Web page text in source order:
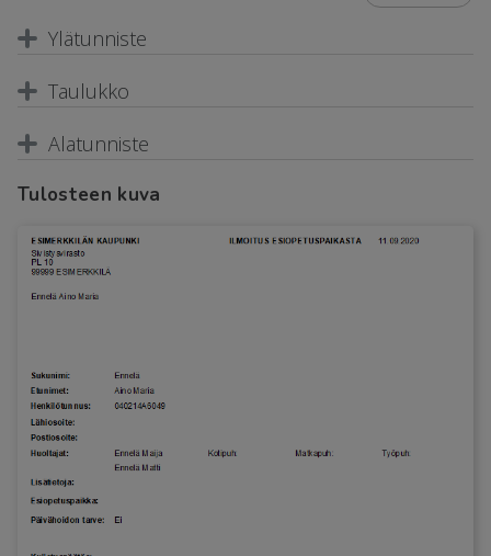
Ylätunniste
Taulukko
Alatunniste
Tulosteen kuva